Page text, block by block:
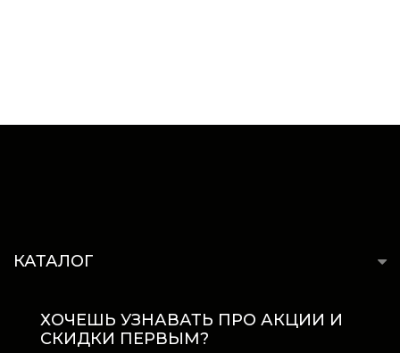
КАТАЛОГ
ХОЧЕШЬ УЗНАВАТЬ ПРО АКЦИИ И
СКИДКИ ПЕРВЫМ?